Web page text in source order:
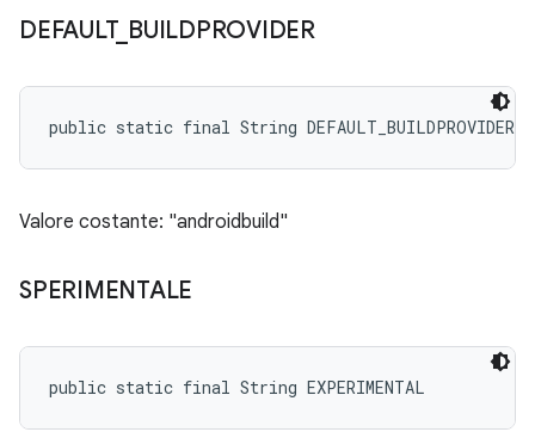
DEFAULT_ BUILDPROVIDER
public static final String DEFAULT_BUILDPROVIDER
Valore costante: "androidbuild"
SPERIMENTALE
public static final String EXPERIMENTAL